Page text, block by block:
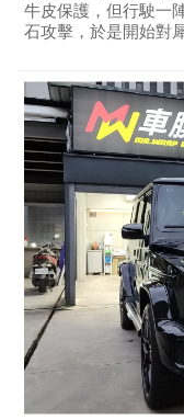
牛皮保護，但行駛一
石攻擊，於是開始對